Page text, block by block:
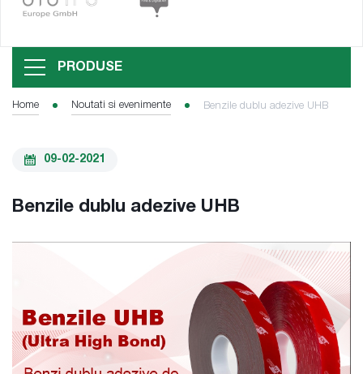
PRODUSE
Home Noutati si evenimente Benzile dublu adezive UHB
09-02-2021
Benzile dublu adezive UHB